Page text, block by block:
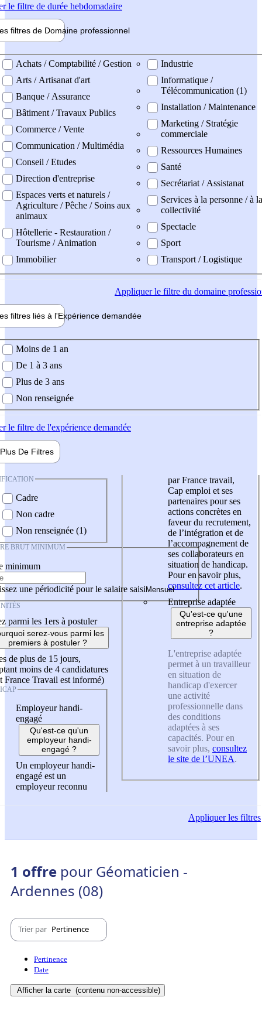
le filtre de durée hebdomadaire
filtres de Domaine professionnel
professionel
Achats / Comptabilité / Gestion
Arts / Artisanat d'art
Banque / Assurance
Bâtiment / Travaux Publics
Commerce / Vente
Communication / Multimédia
Conseil / Etudes
Direction d'entreprise
Espaces verts et naturels /
Agriculture / Pêche / Soins aux
animaux
Hôtellerie - Restauration /
Tourisme / Animation
Immobilier
Industrie
Informatique /
Télécommunication (1)
Installation / Maintenance
Marketing / Stratégie
commerciale
Ressources Humaines
Santé
Secrétariat / Assistanat
Services à la personne / à la
collectivité
Spectacle
Sport
Transport / Logistique
Appliquerle filtre du domaine
filtres liés à l'Expérience demandée
demandée
Moins de 1 an
De 1 à 3 ans
Plus de 3 ans
Non renseignée
le filtre de l'expérience demandée
Plus De Filtres
Cadre
Non cadre
Non renseignée (1)
BRUT MINIMUM
minimum
une périodicité pour le salaire saisi
parmi les 1ers à postuler
serez-vous parmi les
premiers à postuler ?
de plus de 15 jours,
moins de 4 candidatures
France Travail est informé)
Employeur handi-
engagé
Qu'est-ce qu'un
employeur handi-
engagé ?
Un employeur handi-
engagé est un
employeur reconnu
par France travail,
Cap emploi et ses
partenaires pour ses
actions concrètes en
faveur du recrutement,
de l’intégration et de
l’accompagnement de
ses collaborateurs en
situation de handicap.
Pour en savoir plus,
consultez cet article.
Entreprise adaptée
Qu'est-ce qu'une
entreprise adaptée
?
L'entreprise adaptée
permet à un travailleur
en situation de
handicap d'exercer
une activité
professionnelle dans
des conditions
adaptées à ses
capacités. Pour en
savoir plus, consultez
le site de l’UNEA.
Appliquerles filtres
1 offre pour Géomaticien -
Ardennes (08)
Trier par Pertinence
Pertinence
Date
Afficher la carte (contenu non-accessible)